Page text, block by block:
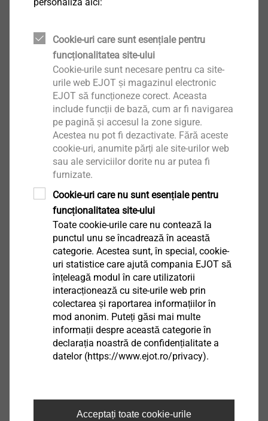
un partener fiabil și echitabil pentru toți clienții săi,
pentru că acesta este motivul pentru care EJOT este o
afacere de tehnologie bine-respectată. EJOT dorește
să mențină și să-și dezvolte această poziție în viitor.
Regulile de conformitate sunt legile etice și legale ale
EJOT. Acestea conțin cele mai importante reguli de
conduită în cadrul Grupului EJOT, precum și cu
partenerii noștri de afaceri și cu publicul. Acționarii,
conducerea și consiliul consultativ așteaptă ca toți
conformitate.
Conexiunea de calitate. Acest slogan explică
succesul companiei. EJOT convinge cu calitatea.
Instrucțiunile de conformitate cu EJOT ne vor ajuta să
oferim cele mai bune servicii clienților noștri și să ne
asigurăm fiabilitatea noastră ca partener pentru
furnizorii noștri.
Bad Berleburg, Ianuarie 2022
EJOT Holding GmbH & Co
Descarcă
Compliance
EJOT Compliance Guideline.pdf 3 MB
Compliance
CSR Confirmation_DQS_07.02.2023 110 KB
EJOT este deschis așa-numiților avertizori și
procedează în conformitate cu Directiva Uniunii
Europene privind denunțătorii (Directiva UE 2019/1937
Cookie-uri care sunt esențiale pentru
funcționalitatea site-ului
Cookie-urile sunt necesare pentru ca site-
urile web EJOT și magazinul electronic
EJOT să funcționeze corect. Aceasta
include funcții de bază, cum ar fi navigarea
pe pagină și accesul la zone sigure.
Acestea nu pot fi dezactivate. Fără aceste
cookie-uri, anumite părți ale site-urilor web
sau ale serviciilor dorite nu ar putea fi
furnizate.
Cookie-uri care nu sunt esențiale pentru
funcționalitatea site-ului
Toate cookie-urile care nu contează la
punctul unu se încadrează în această
categorie. Acestea sunt, în special, cookie-
uri statistice care ajută compania EJOT să
înțeleagă modul în care utilizatorii
interacționează cu site-urile web prin
colectarea și raportarea informațiilor în
mod anonim. Puteți găsi mai multe
informații despre această categorie în
declarația noastră de confidențialitate a
datelor (https://www.ejot.ro/privacy).
Acceptați toate cookie-urile